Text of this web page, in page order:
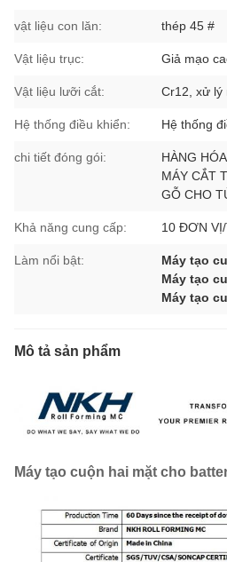
vật liệu con lăn: thép 45 #
Vật liệu trục: Giả mạo
Vật liệu lưỡi cắt: Cr12, xử lý
Hệ thống điều khiển: Hệ thống
chi tiết đóng gói:
HÀNG
MÁY CẮT
GỖ CHO
Khả năng cung cấp: 10 ĐƠN
Làm nổi bật: Máy tạo
Máy tạo
Máy tạo
Mô tả sản phẩm
Máy tạo cuộn hai mặt cho